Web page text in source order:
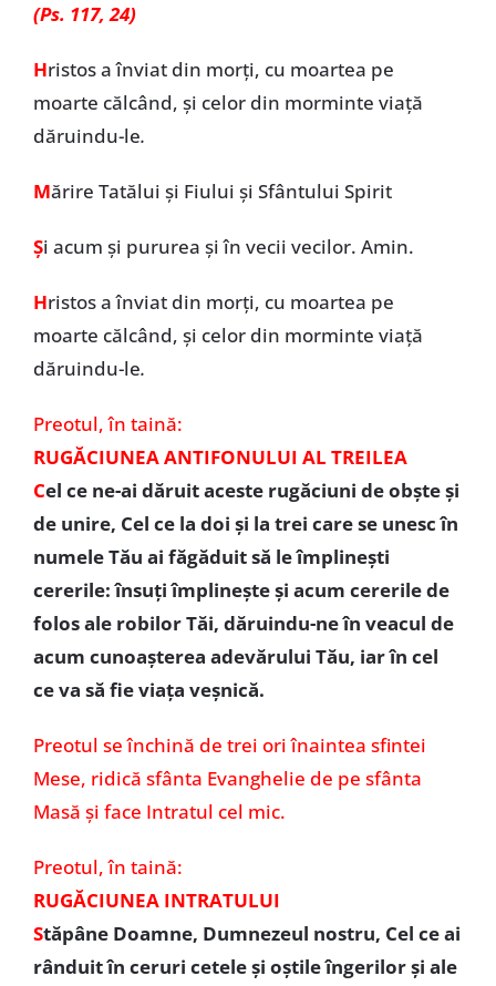
(Ps. 117, 24)
Hristos a înviat din morți, cu moartea pe
moarte călcând, și celor din morminte viață
dăruindu-le.
Mărire Tatălui și Fiului și Sfântului Spirit
Și acum și pururea și în vecii vecilor. Amin.
Hristos a înviat din morți, cu moartea pe
moarte călcând, și celor din morminte viață
dăruindu-le.
Preotul, în taină:
RUGĂCIUNEA ANTIFONULUI AL TREILEA
Cel ce ne-ai dăruit aceste rugăciuni de obște și
de unire, Cel ce la doi și la trei care se unesc în
numele Tău ai făgăduit să le împlinești
cererile: însuți împlinește și acum cererile de
folos ale robilor Tăi, dăruindu-ne în veacul de
acum cunoașterea adevărului Tău, iar în cel
ce va să fie viața veșnică.
Preotul se închină de trei ori înaintea sfintei
Mese, ridică sfânta Evanghelie de pe sfânta
Masă și face Intratul cel mic.
Preotul, în taină:
RUGĂCIUNEA INTRATULUI
Stăpâne Doamne, Dumnezeul nostru, Cel ce ai
rânduit în ceruri cetele și oștile îngerilor și ale